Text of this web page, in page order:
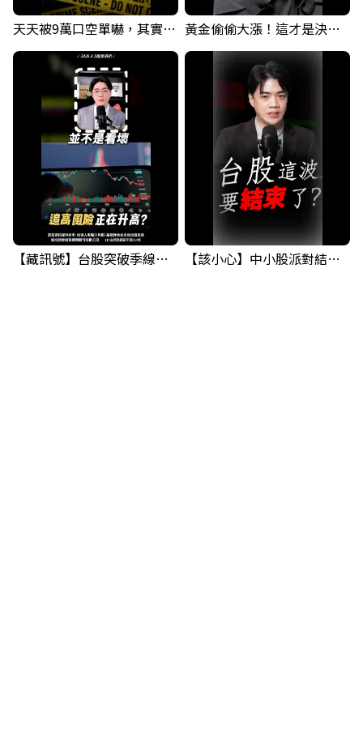
天天被9萬口空單嚇，其實你盯錯地方了｜Mr.Jimmy高志銘 #台股 #外資期貨 #融資 黃金偷偷大漲！這才是決定台股生死的「真風向球」！｜Mr.Jimmy高志銘 #黃金 #美元指數 #聯準會
【藏訊號】台股突破季線，週一我提醒了這個關鍵訊號 【該小心】中小股派對結束 ? 關鍵訊號都指向...